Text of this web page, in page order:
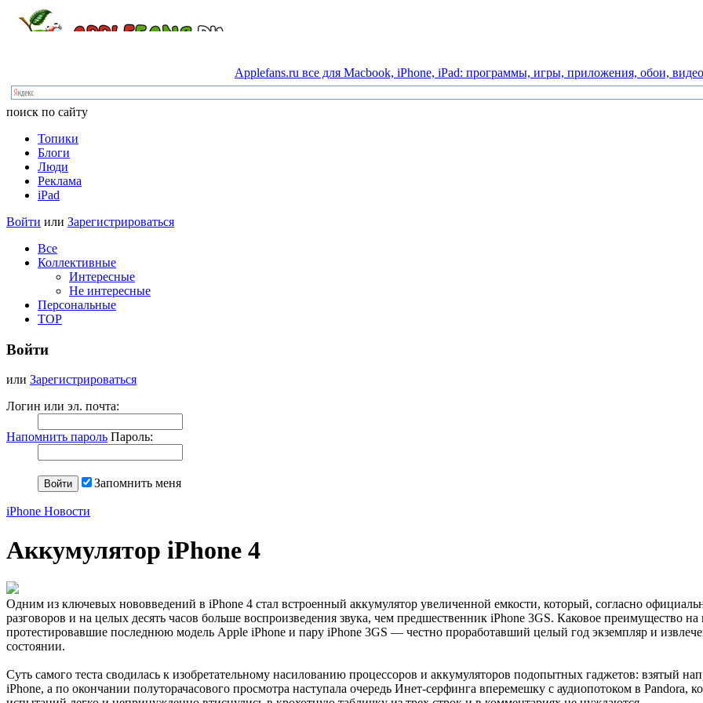
Applefans.ru все для Macbook, iPhone, iPad: программы, игры, приложения, обои, видео
поиск по сайту
Топики
Блоги
Люди
Реклама
iPad
Войти или Зарегистрироваться
Все
Коллективные
Интересные
Не интересные
Персональные
TOP
Войти
или Зарегистрироваться
Логин или эл. почта:
Напомнить пароль Пароль:
Запомнить меня
iPhone Новости
Аккумулятор iPhone 4
Одним из ключевых нововведений в iPhone 4 стал встроенный аккумулятор увеличенной емкости, который, согласно
разговоров и на целых десять часов больше воспроизведения звука, чем предшественник iPhone 3GS. Каковое преимущество
протестировавшие последнюю модель Apple iPhone и пару iPhone 3GS — честно проработавший целый год экземпляр и
состоянии.
Суть самого теста сводилась к изобретательному насилованию процессоров и аккумуляторов подопытных гаджетов: взятый
iPhone, а по окончании полуторачасового просмотра наступала очередь Инет-серфинга вперемешку с аудиопотоком в Pandora,